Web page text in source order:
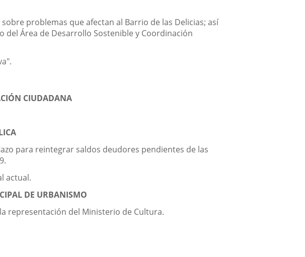
problemas que afectan al Barrio de las Delicias; así
del Área de Desarrollo Sostenible y Coordinación
CIUDADANA
para reintegrar saldos deudores pendientes de las
actual.
DE URBANISMO
representación del Ministerio de Cultura.